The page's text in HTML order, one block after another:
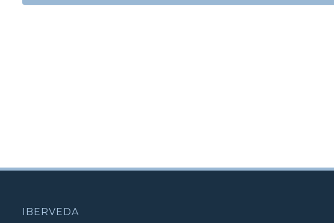
IBERVEDA